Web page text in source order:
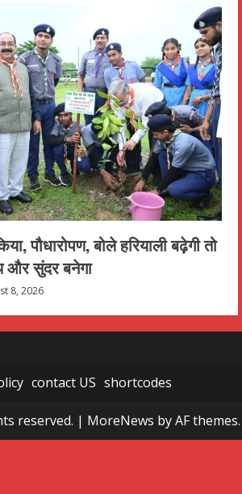
पौधारोपण, बोले हरियाली बढ़ेगी तो
और सुंदर बनेगा
8, 2026
contact US shortcodes
reserved. | MoreNews by AF themes.